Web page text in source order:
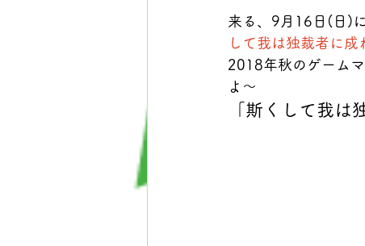
来る、9月16日(日)
して我は独裁者に成
2018年秋のゲーム
よ〜
「斯くして我は